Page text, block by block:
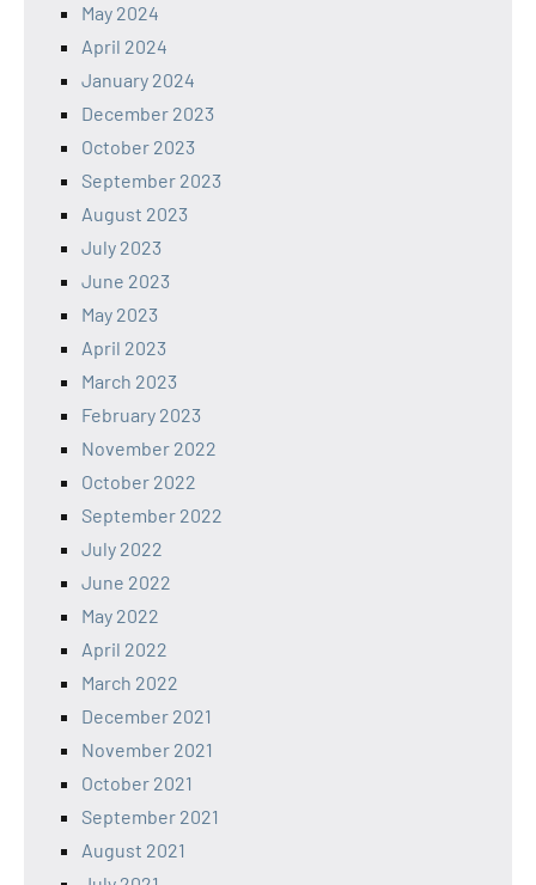
May 2024
April 2024
January 2024
December 2023
October 2023
September 2023
August 2023
July 2023
June 2023
May 2023
April 2023
March 2023
February 2023
November 2022
October 2022
September 2022
July 2022
June 2022
May 2022
April 2022
March 2022
December 2021
November 2021
October 2021
September 2021
August 2021